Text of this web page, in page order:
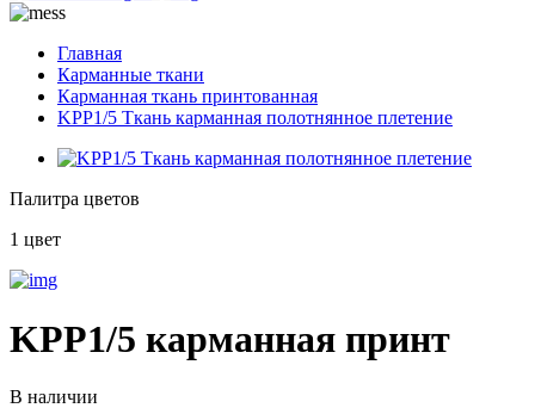
Главная
Карманные ткани
Карманная ткань принтованная
KPP1/5 Ткань карманная полотнянное плетение
Палитра цветов
1 цвет
KPP1/5 карманная принт
В наличии